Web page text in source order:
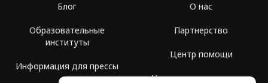
Блог
Образовательные
институты
Информация для прессы
О нас
Партнерство
Центр помощи
Условия использования